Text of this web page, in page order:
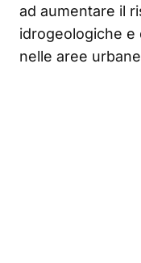
ad aumentare il
idrogeologiche e
nelle aree